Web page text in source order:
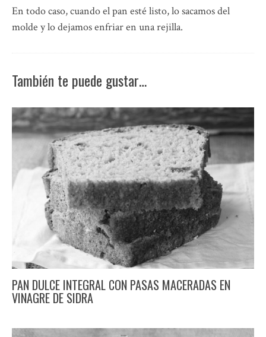
En todo caso, cuando el pan esté listo, lo sacamos del
molde y lo dejamos enfriar en una rejilla.
También te puede gustar…
PAN DULCE INTEGRAL CON PASAS MACERADAS EN
VINAGRE DE SIDRA